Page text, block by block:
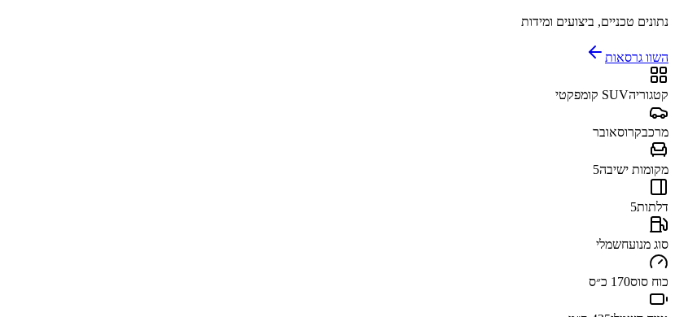
נתונים טכניים, ביצועים ומידות
השוו גרסאות
קטגוריהSUV קומפקטי
מרכבקרוסאובר
מקומות ישיבה5
דלתות5
סוג מנועחשמלי
כוח סוס170 כ״ס